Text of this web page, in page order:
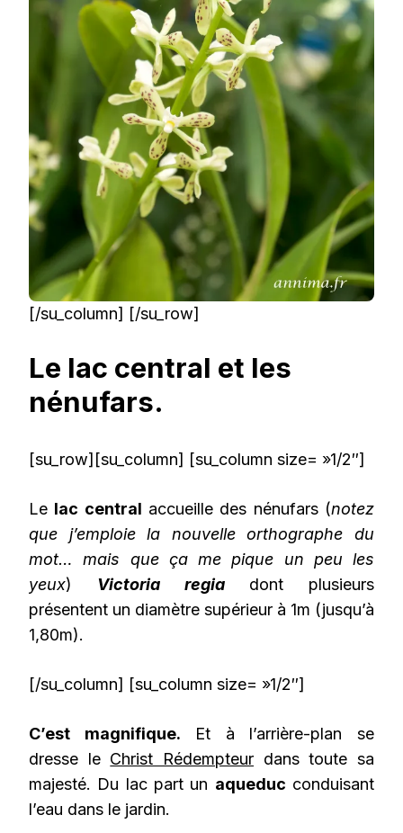
[/su_column] [/su_row]
Le lac central et les
nénufars.
[su_row][su_column] [su_column size= »1/2″]
Le lac central accueille des nénufars (notez
que j’emploie la nouvelle orthographe du
mot… mais que ça me pique un peu les
yeux) Victoria regiadont plusieurs
présentent un diamètre supérieur à 1m (jusqu’à
1,80m).
[/su_column] [su_column size= »1/2″]
C’est magnifique. Et à l’arrière-plan se
dresse le Christ Rédempteur dans toute sa
majesté. Du lac part un aqueduc conduisant
l’eau dans le jardin.